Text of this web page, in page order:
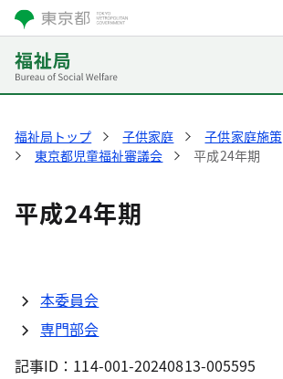
福祉局トップ 子供家庭
子供家庭施策
東京都児童福祉審議会
平成24年期
平成24年期
本委員会
専門部会
記事ID：114-001-20240813-005595